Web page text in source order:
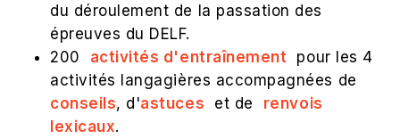
du déroulement de la passation des
épreuves du DELF.
200 activités d'entraînement pour les 4
activités langagières accompagnées de
conseils, d'astuces et de renvois
lexicaux.